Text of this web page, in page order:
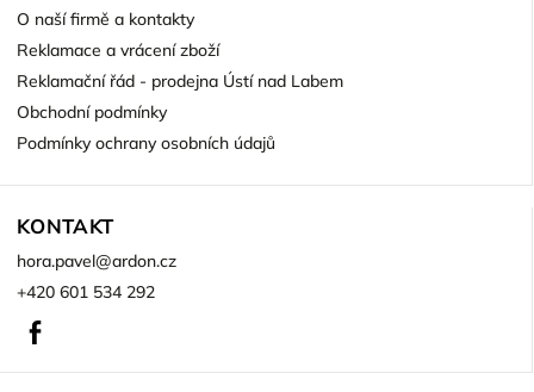
O naší firmě a kontakty
Reklamace a vrácení zboží
Reklamační řád - prodejna Ústí nad Labem
Obchodní podmínky
Podmínky ochrany osobních údajů
KONTAKT
hora.pavel@ardon.cz
+420 601 534 292